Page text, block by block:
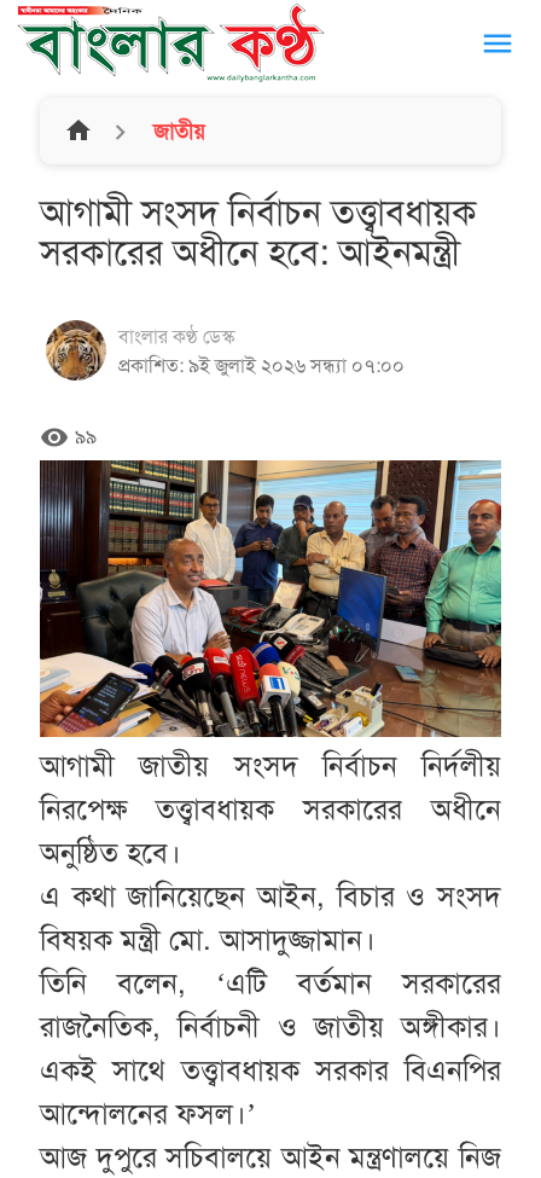
menu
home জাতীয়
আগামী সংসদ নির্বাচন তত্ত্বাবধায়ক
সরকারের অধীনে হবে: আইনমন্ত্রী
বাংলার কণ্ঠ ডেস্ক
প্রকাশিত: ৯ই জুলাই ২০২৬ সন্ধ্যা ০৭:০০
remove_red_eye ৯৯
আগামী জাতীয় সংসদ নির্বাচন নির্দলীয়
নিরপেক্ষ তত্ত্বাবধায়ক সরকারের অধীনে
অনুষ্ঠিত হবে।
এ কথা জানিয়েছেন আইন, বিচার ও সংসদ
বিষয়ক মন্ত্রী মো. আসাদুজ্জামান।
তিনি বলেন, ‘এটি বর্তমান সরকারের
রাজনৈতিক, নির্বাচনী ও জাতীয় অঙ্গীকার।
একই সাথে তত্ত্বাবধায়ক সরকার বিএনপির
আন্দোলনের ফসল।’
আজ দুপুরে সচিবালয়ে আইন মন্ত্রণালয়ে নিজ